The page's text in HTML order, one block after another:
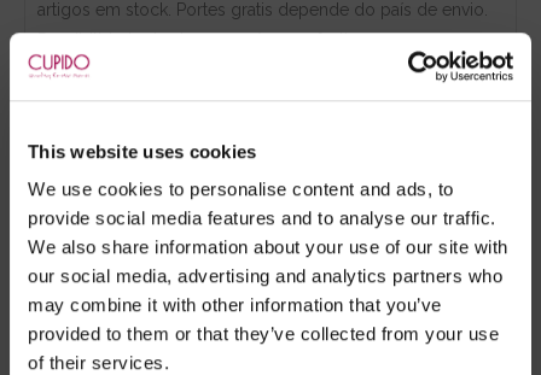
This website uses cookies
We use cookies to personalise content and ads, to
provide social media features and to analyse our traffic.
We also share information about your use of our site with
our social media, advertising and analytics partners who
may combine it with other information that you’ve
provided to them or that they’ve collected from your use
of their services.
artigos em stock. Portes gratis depende do país de envio.
Possibilidade de atraso em épocas festivas.
RECOMENDAMOS